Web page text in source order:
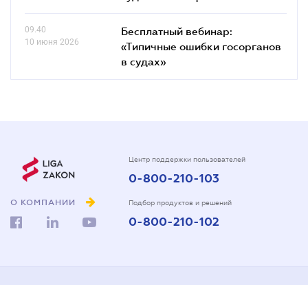
09.40
10 июня 2026
Бесплатный вебинар:
«Типичные ошибки госорганов
в судах»
О КОМПАНИИ
Центр поддержки пользователей
0-800-210-103
Подбор продуктов и решений
0-800-210-102